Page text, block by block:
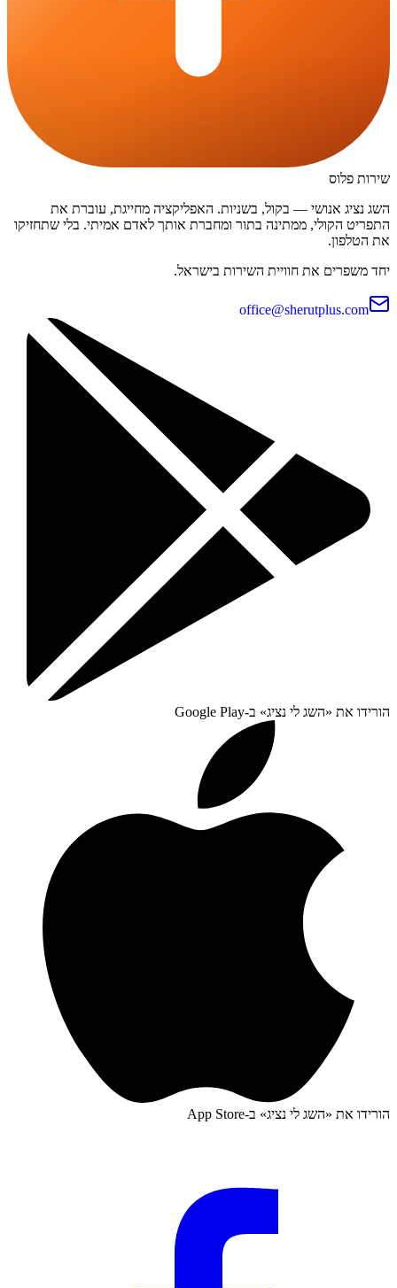
שירות פלוס
השג נציג אנושי — בקול, בשניות. האפליקציה מחייגת, עוברת את
התפריט הקולי, ממתינה בתור ומחברת אותך לאדם אמיתי. בלי שתחזיקו
את הטלפון.
יחד משפרים את חוויית השירות בישראל.
office@sherutplus.com
הורידו את «השג לי נציג» ב-Google Play
הורידו את «השג לי נציג» ב-App Store